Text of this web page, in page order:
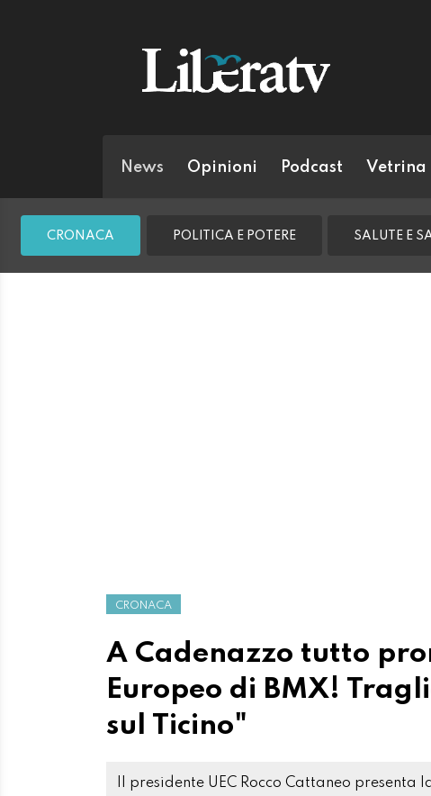
News Opinioni Podcast Vetrina
CRONACA POLITICA E POTERE SALUTE E
CRONACA
A Cadenazzo tutto
Europeo di BMX!
sul Ticino"
Il presidente UEC Rocco Cattaneo